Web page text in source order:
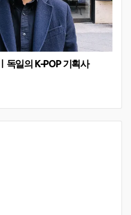
독일의 K-POP 기획사